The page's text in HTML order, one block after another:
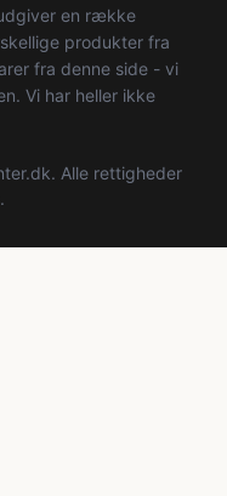
en række
produkter fra
fra denne side - vi
Vi har heller ikke
Alle rettigheder